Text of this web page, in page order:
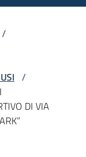
/
/
DI VIA